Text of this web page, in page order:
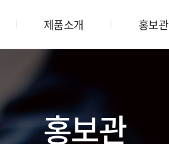
제품소개 홍보관
홍보관